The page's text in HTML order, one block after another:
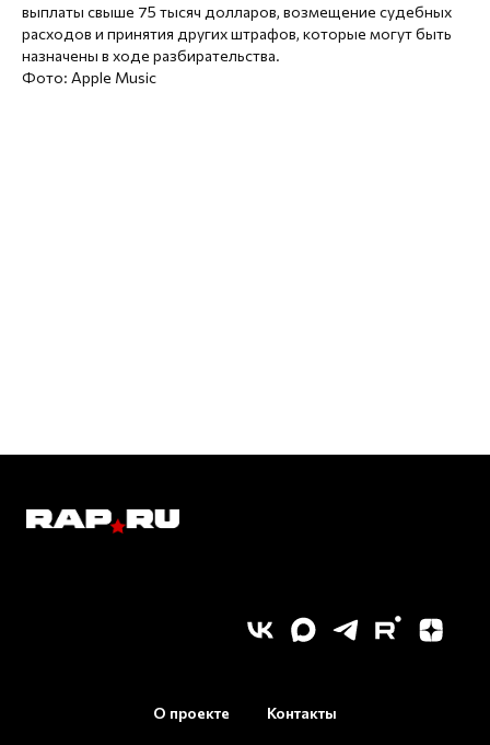
выплаты свыше 75 тысяч долларов, возмещение судебных
расходов и принятия других штрафов, которые могут быть
назначены в ходе разбирательства.
Фото: Apple Music
О проекте Контакты